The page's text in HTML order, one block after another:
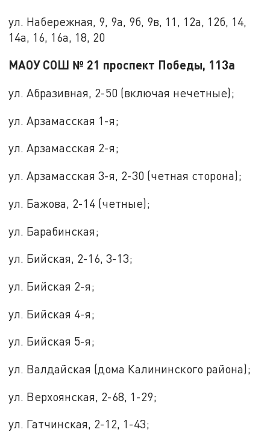
ул. Набережная, 9, 9а, 9б, 9в, 11, 12а, 12б, 14,
14а, 16, 16а, 18, 20
МАОУ СОШ № 21 проспект Победы, 113а
ул. Абразивная, 2-50 (включая нечетные);
ул. Арзамасская 1-я;
ул. Арзамасская 2-я;
ул. Арзамасская 3-я, 2-30 (четная сторона);
ул. Бажова, 2-14 (четные);
ул. Барабинская;
ул. Бийская, 2-16, 3-13;
ул. Бийская 2-я;
ул. Бийская 4-я;
ул. Бийская 5-я;
ул. Валдайская (дома Калининского района);
ул. Верхоянская, 2-68, 1-29;
ул. Гатчинская, 2-12, 1-43;